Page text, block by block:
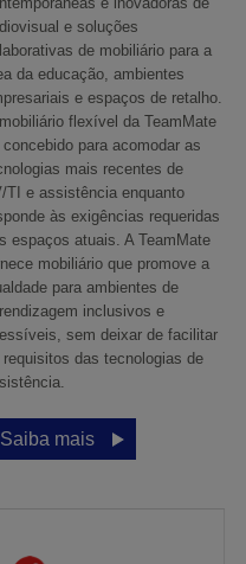
e soluções
de mobiliário para a
da educação, ambientes
e espaços de retalho.
flexível da TeamMate
concebido para acomodar as
mais recentes de
TI e assistência enquanto
às exigências requeridas
espaços atuais. A TeamMate
mobiliário que promove a
para ambientes de
inclusivos e
sem deixar de facilitar
requisitos das tecnologias de
Saiba mais